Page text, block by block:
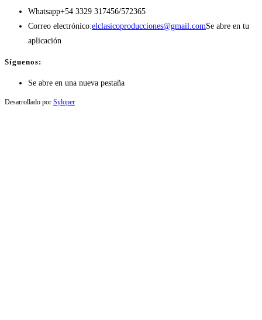
Whatsapp+54 3329 317456/572365
Correo electrónico:elclasicoproducciones@gmail.comSe abre en tu
aplicación
Síguenos:
Se abre en una nueva pestaña
Desarrollado por Syloper